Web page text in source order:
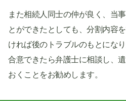
また相続人同士の仲が良く、当
とができたとしても、分割内容
ければ後のトラブルのもとにな
合意できたら弁護士に相談し、
おくことをお勧めします。